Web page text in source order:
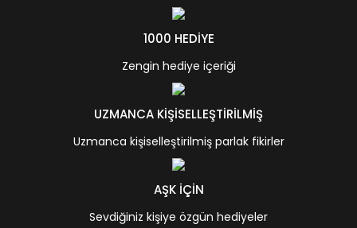
1000 HEDİYE
Zengin hediye içeriği
UZMANCA KİŞİSELLEŞTİRİLMİŞ
Uzmanca kişiselleştirilmiş parlak fikirler
AŞK İÇİN
Sevdiğiniz kişiye özgün hediyeler